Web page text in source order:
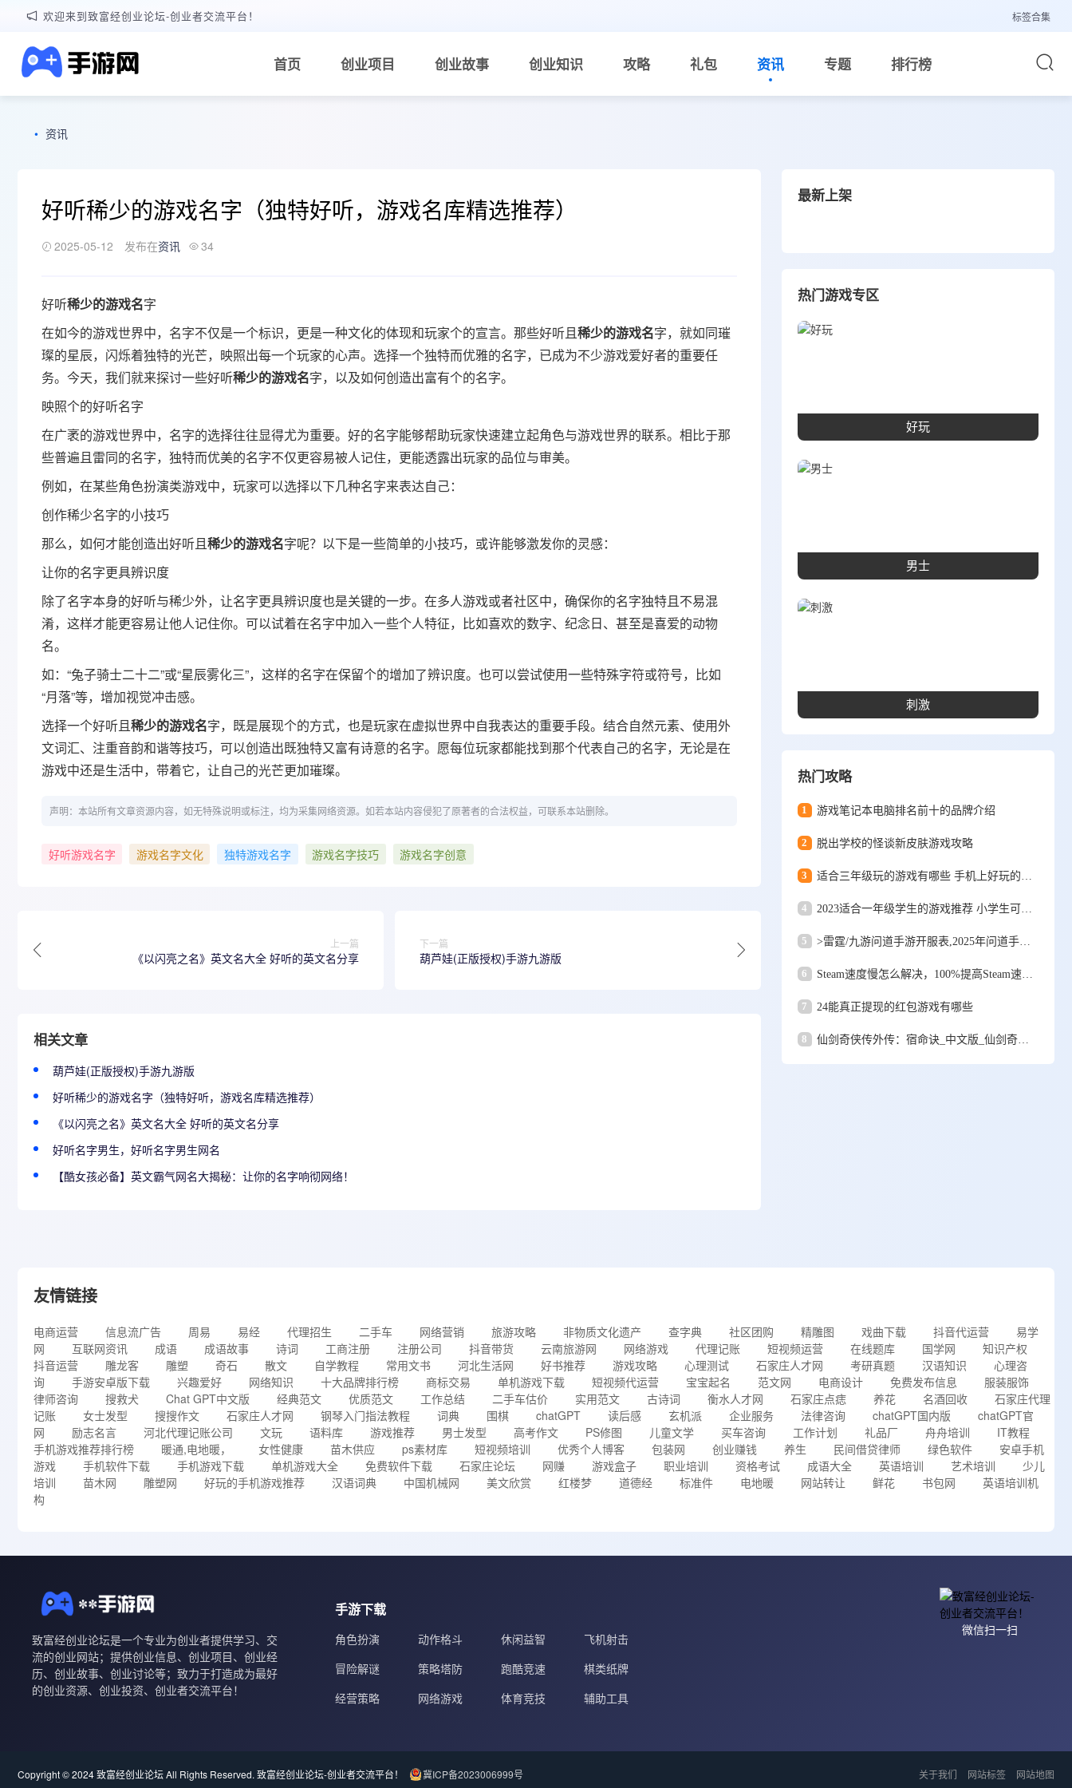
欢迎来到致富经创业论坛-创业者交流平台！ 标签合集
首页 创业项目 创业故事 创业知识 攻略 礼包 资讯 专题 排行榜
• 资讯
好听稀少的游戏名字（独特好听，游戏名库精选推荐）
2025-05-12 发布在资讯 34
好听稀少的游戏名字
在如今的游戏世界中，名字不仅是一个标识，更是一种文化的体现和玩家个的宣言。那些好听且稀少的游戏名字，就如同璀
璨的星辰，闪烁着独特的光芒，映照出每一个玩家的心声。选择一个独特而优雅的名字，已成为不少游戏爱好者的重要任
务。今天，我们就来探讨一些好听稀少的游戏名字，以及如何创造出富有个的名字。
映照个的好听名字
在广袤的游戏世界中，名字的选择往往显得尤为重要。好的名字能够帮助玩家快速建立起角色与游戏世界的联系。相比于那
些普遍且雷同的名字，独特而优美的名字不仅更容易被人记住，更能透露出玩家的品位与审美。
例如，在某些角色扮演类游戏中，玩家可以选择以下几种名字来表达自己：
创作稀少名字的小技巧
那么，如何才能创造出好听且稀少的游戏名字呢？以下是一些简单的小技巧，或许能够激发你的灵感：
让你的名字更具辨识度
除了名字本身的好听与稀少外，让名字更具辨识度也是关键的一步。在多人游戏或者社区中，确保你的名字独特且不易混
淆，这样才能更容易让他人记住你。可以试着在名字中加入一些个人特征，比如喜欢的数字、纪念日、甚至是喜爱的动物
名。
如：“兔子骑士二十二”或“星辰雾化三”，这样的名字在保留个的增加了辨识度。也可以尝试使用一些特殊字符或符号，比如
“月落”等，增加视觉冲击感。
选择一个好听且稀少的游戏名字，既是展现个的方式，也是玩家在虚拟世界中自我表达的重要手段。结合自然元素、使用外
文词汇、注重音韵和谐等技巧，可以创造出既独特又富有诗意的名字。愿每位玩家都能找到那个代表自己的名字，无论是在
游戏中还是生活中，带着它，让自己的光芒更加璀璨。
声明：本站所有文章资源内容，如无特殊说明或标注，均为采集网络资源。如若本站内容侵犯了原著者的合法权益，可联系本站删除。
好听游戏名字 游戏名字文化 独特游戏名字 游戏名字技巧 游戏名字创意
上一篇
《以闪亮之名》英文名大全 好听的英文名分享
下一篇
葫芦娃(正版授权)手游九游版
相关文章
葫芦娃(正版授权)手游九游版
好听稀少的游戏名字（独特好听，游戏名库精选推荐）
《以闪亮之名》英文名大全 好听的英文名分享
好听名字男生，好听名字男生网名
【酷女孩必备】英文霸气网名大揭秘：让你的名字响彻网络！
最新上架
热门游戏专区
好玩
男士
刺激
热门攻略
1 游戏笔记本电脑排名前十的品牌介绍
2 脱出学校的怪谈新皮肤游戏攻略
3 适合三年级玩的游戏有哪些 手机上好玩的单机游戏推荐
4 2023适合一年级学生的游戏推荐 小学生可以玩的游戏合集
5 >雷霆/九游问道手游开服表,2025年问道手游新区服务器查询
6 Steam速度慢怎么解决，100%提高Steam速度方法
7 24能真正提现的红包游戏有哪些
8 仙剑奇侠传外传：宿命诀_中文版_仙剑奇侠传外传：宿命诀_中文版单机游戏
友情链接
电商运营 信息流广告 周易 易经 代理招生 二手车 网络营销 旅游攻略 非物质文化遗产 查字典 社区团购 精雕图 戏曲下载 抖音代运营
易学
网
互联网资讯 成语 成语故事 诗词 工商注册 注册公司 抖音带货 云南旅游网 网络游戏 代理记账 短视频运营 在线题库 国学网
知识产权
抖音运营
雕龙客 雕塑 奇石 散文 自学教程 常用文书 河北生活网 好书推荐 游戏攻略 心理测试 石家庄人才网 考研真题 汉语知识
心理咨
询
手游安卓版下载 兴趣爱好 网络知识 十大品牌排行榜 商标交易 单机游戏下载 短视频代运营 宝宝起名 范文网 电商设计 免费发布信息
服装服饰
律师咨询
搜救犬 Chat GPT中文版 经典范文 优质范文 工作总结 二手车估价 实用范文 古诗词 衡水人才网 石家庄点痣 养花 名酒回收
石家庄代理
记账
女士发型 搜搜作文 石家庄人才网 钢琴入门指法教程 词典 围棋 chatGPT 读后感 玄机派 企业服务 法律咨询 chatGPT国内版
chatGPT官
网
励志名言 河北代理记账公司 文玩 语料库 游戏推荐 男士发型 高考作文 PS修图 儿童文学 买车咨询 工作计划 礼品厂 舟舟培训
IT教程
手机游戏推荐排行榜
暖通,电地暖， 女性健康 苗木供应 ps素材库 短视频培训 优秀个人博客 包装网 创业赚钱 养生 民间借贷律师 绿色软件
安卓手机
游戏
手机软件下载 手机游戏下载 单机游戏大全 免费软件下载 石家庄论坛 网赚 游戏盒子 职业培训 资格考试 成语大全 英语培训 艺术培训
少儿
培训
苗木网 雕塑网 好玩的手机游戏推荐 汉语词典 中国机械网 美文欣赏 红楼梦 道德经 标准件 电地暖 网站转让 鲜花 书包网
英语培训机
构
致富经创业论坛是一个专业为创业者提供学习、交
流的创业网站；提供创业信息、创业项目、创业经
历、创业故事、创业讨论等；致力于打造成为最好
的创业资源、创业投资、创业者交流平台！
手游下载
角色扮演 动作格斗 休闲益智
飞机射击
冒险解谜
策略塔防 跑酷竞速
棋类纸牌
经营策略
网络游戏 体育竞技 辅助工具
微信扫一扫
Copyright © 2024 致富经创业论坛 All Rights Reserved. 致富经创业论坛-创业者交流平台！ 冀ICP备2023006999号 关于我们 网站标签 网站地图